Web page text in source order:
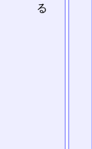
る